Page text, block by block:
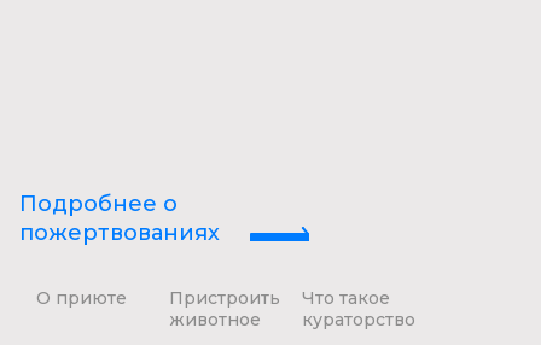
Подробнее о
пожертвованиях
О приюте
Пристроить
животное
Что такое
кураторство